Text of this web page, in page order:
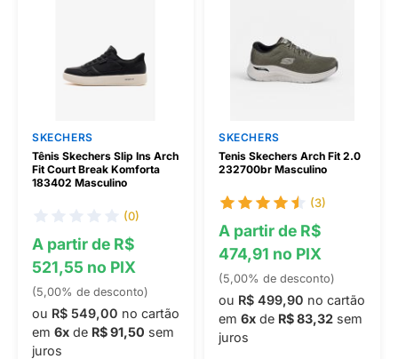
SKECHERS
Tênis Skechers Slip Ins Arch
Fit Court Break Komforta
183402 Masculino
(0)
A partir de R$
521,55 no PIX
(5,00% de desconto)
ou R$ 549,00 no cartão
em 6x de R$ 91,50 sem
juros
SKECHERS
Tenis Skechers Arch Fit 2.0
232700br Masculino
(3)
A partir de R$
474,91 no PIX
(5,00% de desconto)
ou R$ 499,90 no cartão
em 6x de R$ 83,32 sem
juros